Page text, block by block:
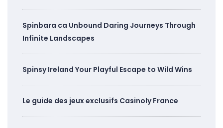
Spinbara ca Unbound Daring Journeys Through
Infinite Landscapes
Spinsy Ireland Your Playful Escape to Wild Wins
Le guide des jeux exclusifs Casinoly France